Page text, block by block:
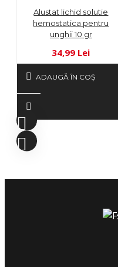
Alustat lichid solutie
hemostatica pentru
unghii 10 gr
34,99 Lei
ADAUGĂ ÎN COŞ